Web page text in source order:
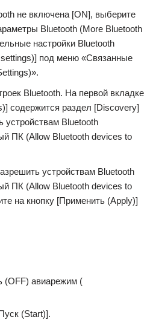
не включена [ON], выберите
Bluetooth (More Bluetooth
настройки Bluetooth
под меню «Связанные
Bluetooth. На первой вкладке
содержится раздел [Discovery]
устройствам Bluetooth
ПК (Allow Bluetooth devices to
устройствам Bluetooth
ПК (Allow Bluetooth devices to
на кнопку [Применить (Apply)]
(OFF) авиарежим (
(Start)].